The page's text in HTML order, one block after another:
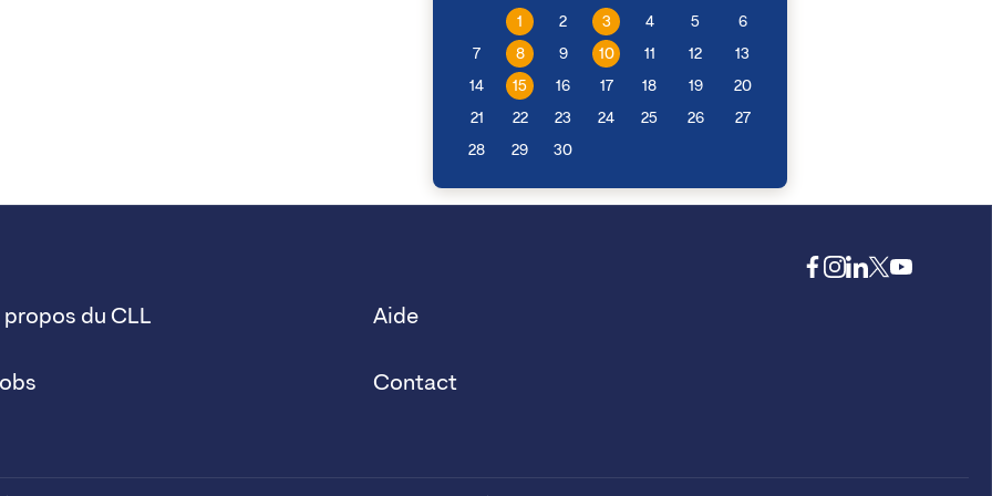
1 2 3 4 5 6
7 8 9 10 11 12 13
14 15 16 17 18 19 20
21 22 23 24 25 26 27
28 29 30
propos du CLL Aide
Contact